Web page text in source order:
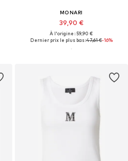
MONARI
39,90 €
À l'origine : 59,90 €
Dernier prix le plus bas :47,61 €-16%